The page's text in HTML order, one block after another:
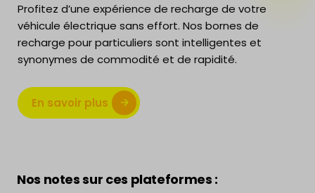
Profitez d’une expérience de recharge de votre
véhicule électrique sans effort. Nos bornes de
recharge pour particuliers sont intelligentes et
synonymes de commodité et de rapidité.
En savoir plus
Nos notes sur ces plateformes :